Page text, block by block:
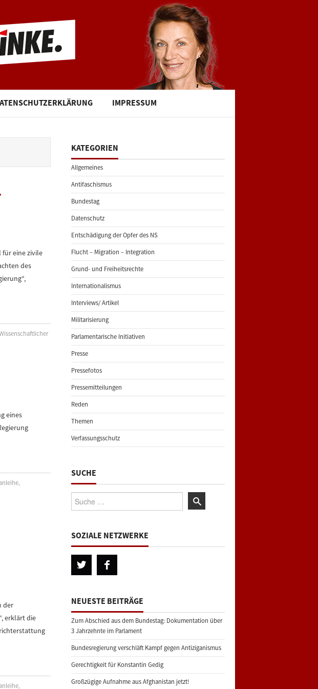
IMPRESSUM
für eine zivile
des
eines
,
der
erklärt die
,
KATEGORIEN
Allgemeines
Antifaschismus
Bundestag
Datenschutz
Entschädigung der Opfer des NS
Flucht – Migration – Integration
Grund- und Freiheitsrechte
Internationalismus
Interviews/ Artikel
Militarisierung
Parlamentarische Initiativen
Presse
Pressefotos
Pressemitteilungen
Reden
Themen
Verfassungsschutz
SUCHE
Suche:
SOZIALE NETZWERKE
NEUESTE BEITRÄGE
Zum Abschied aus dem Bundestag: Dokumentation über
3 Jahrzehnte im Parlament
Bundesregierung verschläft Kampf gegen Antiziganismus
Gerechtigkeit für Konstantin Gedig
Großzügige Aufnahme aus Afghanistan jetzt!